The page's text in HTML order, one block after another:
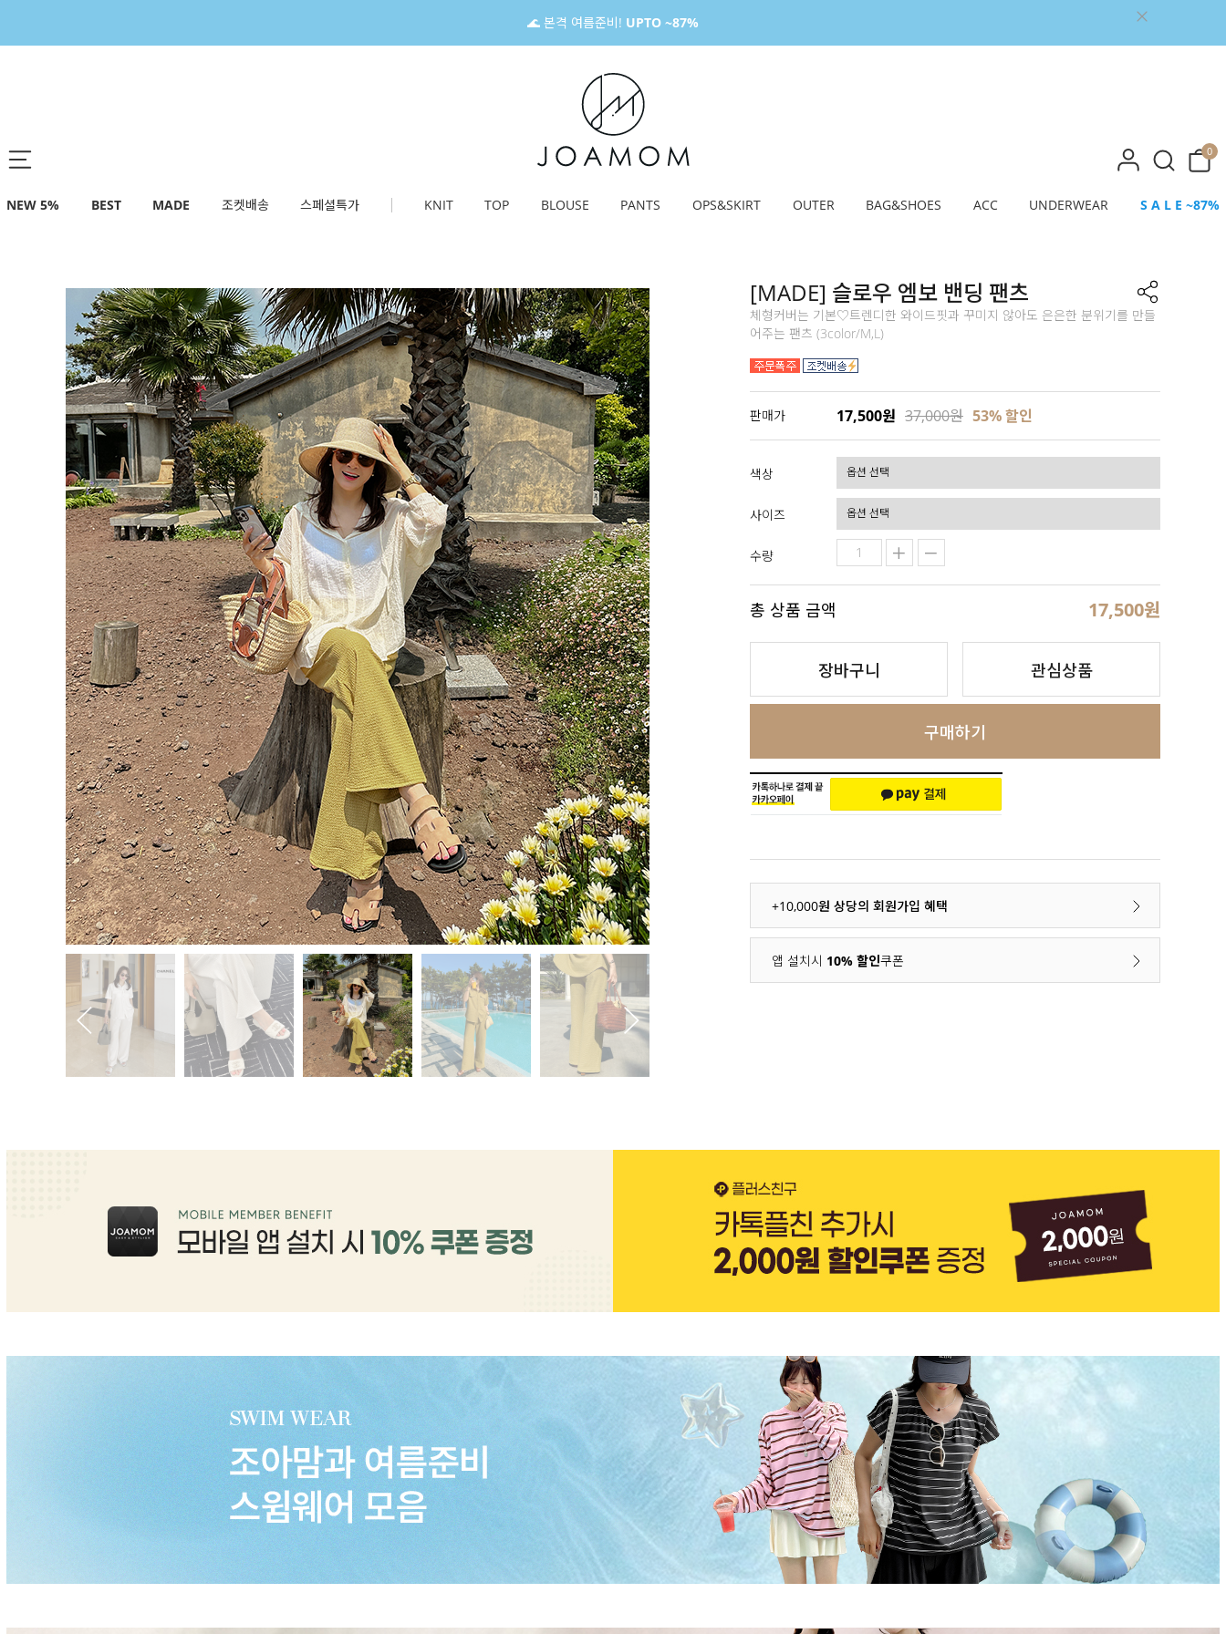
🌊 본격 여름준비! UPTO ~87%
0
NEW 5% BEST MADE 조켓배송 스페셜특가 KNIT TOP BLOUSE PANTS OPS&SKIRT OUTER BAG&SHOES ACC UNDERWEAR S A L E ~87%
[MADE] 슬로우 엠보 밴딩 팬츠
체형커버는 기본♡트렌디한 와이드핏과 꾸미지 않아도 은은한 분위기를 만들
어주는 팬츠 (3color/M,L)
판매가 17,500원 37,000원 53% 할인
색상
사이즈
수량
총 상품 금액 17,500원
장바구니 관심상품
구매하기
+10,000원 상당의 회원가입 혜택
앱 설치시 10% 할인쿠폰